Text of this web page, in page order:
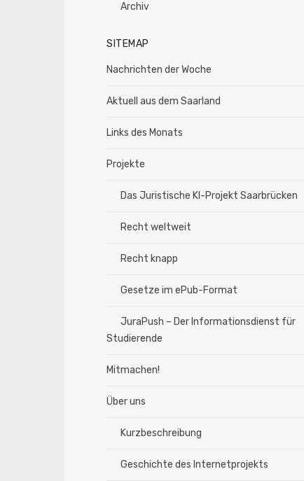
Archiv
SITEMAP
Nachrichten der Woche
Aktuell aus dem Saarland
Links des Monats
Projekte
Das Juristische KI-Projekt Saarbrücken
Recht weltweit
Recht knapp
Gesetze im ePub-Format
JuraPush – Der Informationsdienst für
Studierende
Mitmachen!
Über uns
Kurzbeschreibung
Geschichte des Internetprojekts